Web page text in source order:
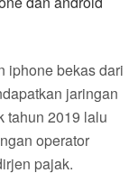
iphone bekas dari
jaringan
tahun 2019 lalu
operator
pajak.